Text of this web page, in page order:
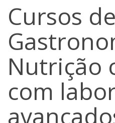
Cursos de
Nutrição
com